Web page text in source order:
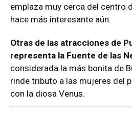
emplaza muy cerca del centro
hace más interesante aún.
Otras de las atracciones de
representa la Fuente de las
considerada la más bonita de
rinde tributo a las mujeres del
con la diosa Venus.